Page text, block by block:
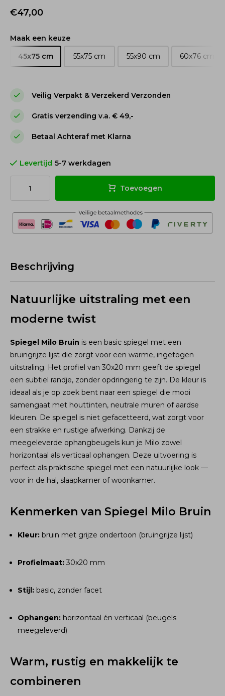
€47,00
Maak een keuze
45x75 cm
55x75 cm 55x90 cm 60x76 cm
Veilig Verpakt & Verzekerd Verzonden
Gratis verzending v.a. € 49,-
Betaal Achteraf met Klarna
Levertijd 5-7 werkdagen
Toevoegen
Beschrijving
Natuurlijke uitstraling met een
moderne twist
Spiegel Milo Bruin is een basic spiegel met een
bruingrijze lijst die zorgt voor een warme, ingetogen
uitstraling. Het profiel van 30x20 mm geeft de spiegel
een subtiel randje, zonder opdringerig te zijn. De kleur is
ideaal als je op zoek bent naar een spiegel die mooi
samengaat met houttinten, neutrale muren of aardse
kleuren. De spiegel is niet gefacetteerd, wat zorgt voor
een strakke en rustige afwerking. Dankzij de
meegeleverde ophangbeugels kun je Milo zowel
horizontaal als verticaal ophangen. Deze uitvoering is
perfect als praktische spiegel met een natuurlijke look —
voor in de hal, slaapkamer of woonkamer.
Kenmerken van Spiegel Milo Bruin
Kleur: bruin met grijze ondertoon (bruingrijze lijst)
Profielmaat: 30x20 mm
Stijl: basic, zonder facet
Ophangen: horizontaal én verticaal (beugels
meegeleverd)
Warm, rustig en makkelijk te
combineren